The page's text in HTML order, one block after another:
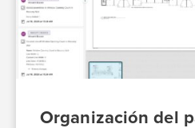
Organización del